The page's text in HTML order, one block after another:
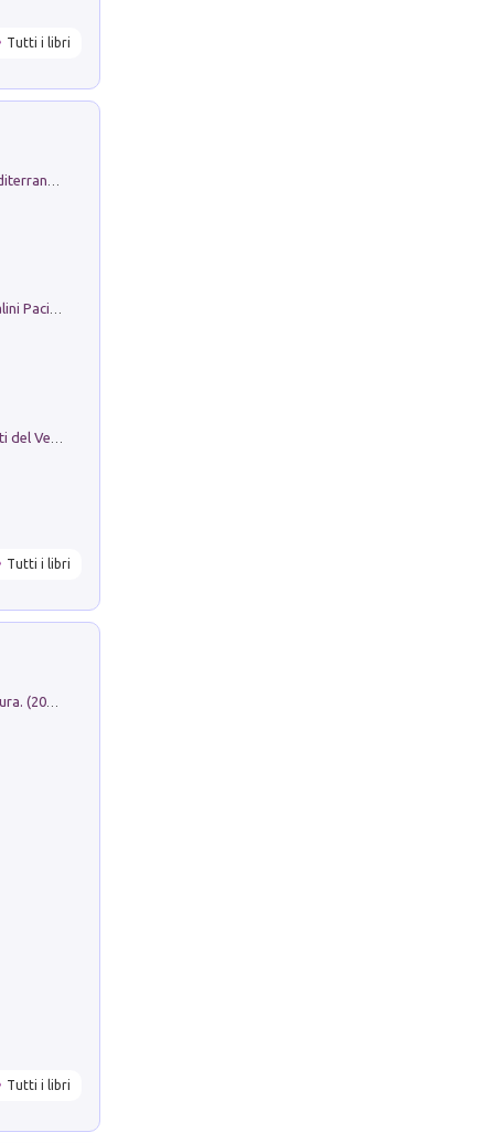
Tutti i libri
Il Filo Della Pace. Storia di Ezio Bartalini Pacifista
Tutti i libri
Tutti i libri